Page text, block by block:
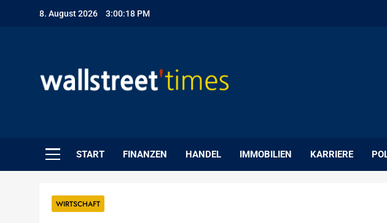
8. August 2026 3:00:19 PM
START FINANZEN HANDEL IMMOBILIEN KARRIERE
WIRTSCHAFT